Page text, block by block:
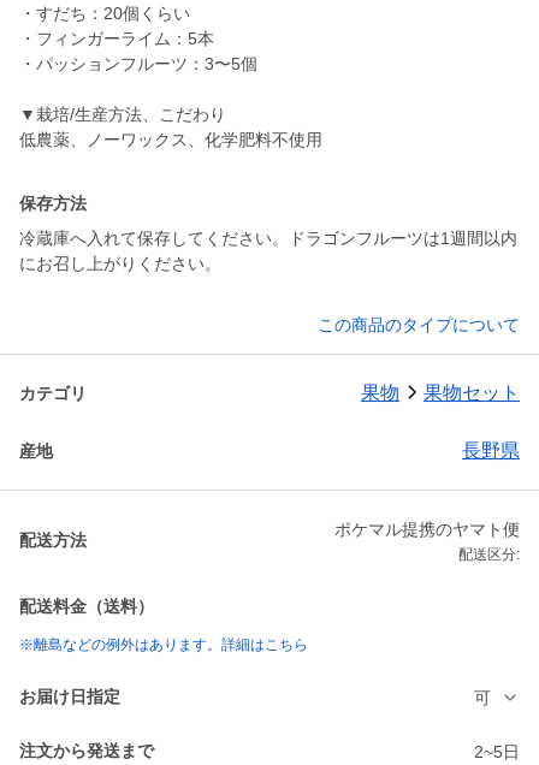
・すだち：20個くらい
・フィンガーライム：5本
・パッションフルーツ：3〜5個
▼栽培/生産方法、こだわり
保存方法
冷蔵庫へ入れて保存してください。ドラゴンフルーツは1週間以内
にお召し上がりください。
この商品のタイプについて
カテゴリ 果物 果物セット
産地 長野県
配送方法
ポケマル提携のヤマト便
配送区分:
配送料金（送料）
※離島などの例外はあります。詳細はこちら
お届け日指定 可
注文から発送まで 2~5日